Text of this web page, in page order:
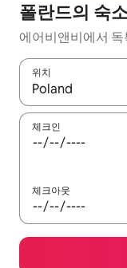
폴란드의 숙
에어비앤비에서
위치
결과가 나오면 위·
체크인
체크아웃